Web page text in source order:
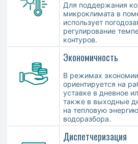
Для поддержания
микроклимата в
использует
регулирование
контуров.
Экономичность
В режимах
ориентируется на
уставке в дневное
также в выходные
на тепловую
водоразбора.
Диспетчеризация